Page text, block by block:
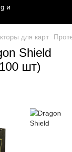
для карт
Shield
шт)